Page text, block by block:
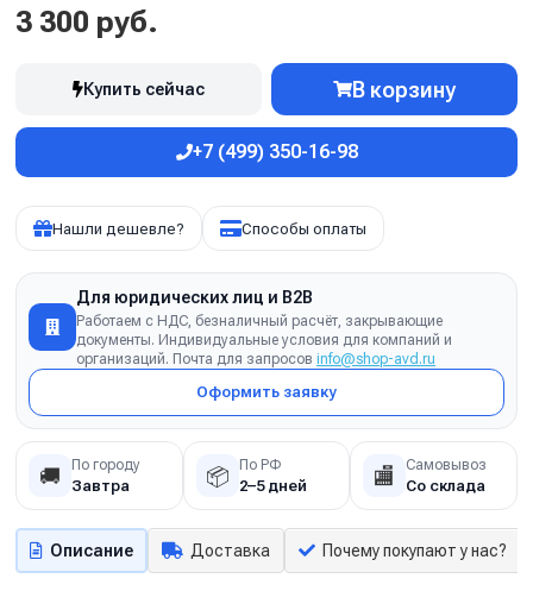
3 300 руб.
Купить сейчас В корзину
+7 (499) 350-16-98
Нашли дешевле? Способы оплаты
Для юридических лиц и B2B
Работаем с НДС, безналичный расчёт, закрывающие
документы. Индивидуальные условия для компаний и
организаций. Почта для запросов info@shop-avd.ru
Оформить заявку
🚚 По городу
Завтра 📦 По РФ
2–5 дней 🏬 Самовывоз
Со склада
Описание Доставка Почему покупают у нас?